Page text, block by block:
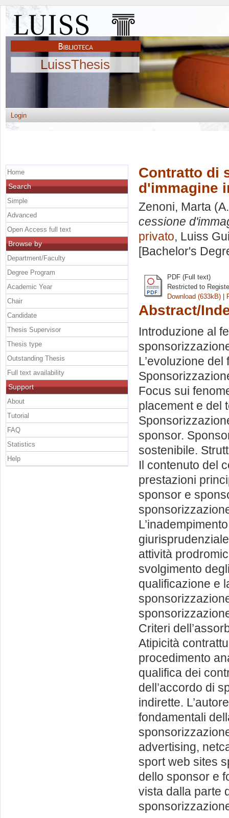
LuissThesis
Login
Contratto di
d'immagine
Zenoni, Marta
cessione
privato, Luiss
[Bachelor's
PDF (Full text)
Restricted to
Download (633kB) |
Abstract/
Introduzione al
L’evoluzione
Focus sui
placement e del
sponsor.
sostenibile.
Il contenuto del
prestazioni
sponsor e
attività
svolgimento
qualificazione e
Criteri
Atipicità
procedimento
qualifica dei
dell’accordo di
indirette.
fondamentali
advertising,
sport web sites
dello sponsor e
vista dalla parte
Home
Search
Simple
Advanced
Open Access full text
Browse by
Department/Faculty
Degree Program
Academic Year
Chair
Candidate
Thesis Supervisor
Thesis type
Outstanding Thesis
Full text availability
Support
About
Tutorial
FAQ
Statistics
Help